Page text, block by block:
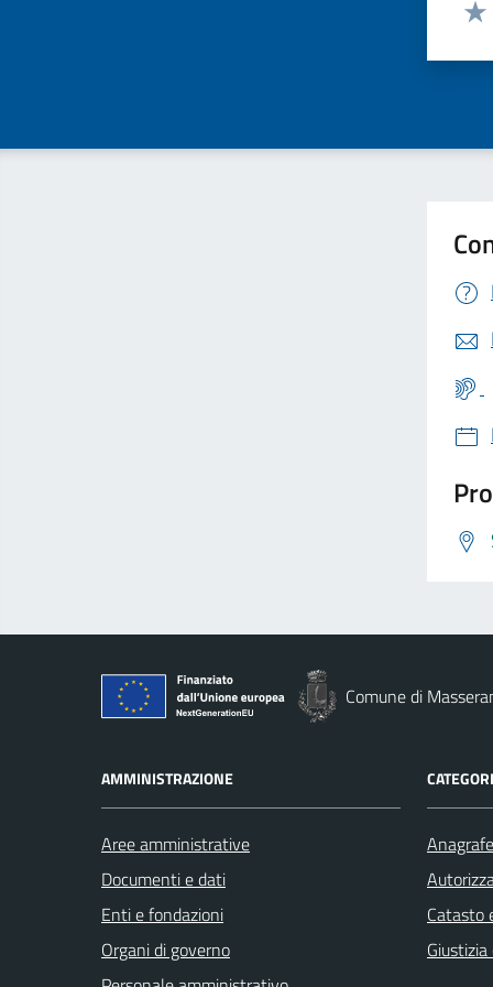
Comune di
AMMINISTRAZIONE
Aree amministrative
Documenti e dati
Enti e fondazioni
Organi di governo
Catasto